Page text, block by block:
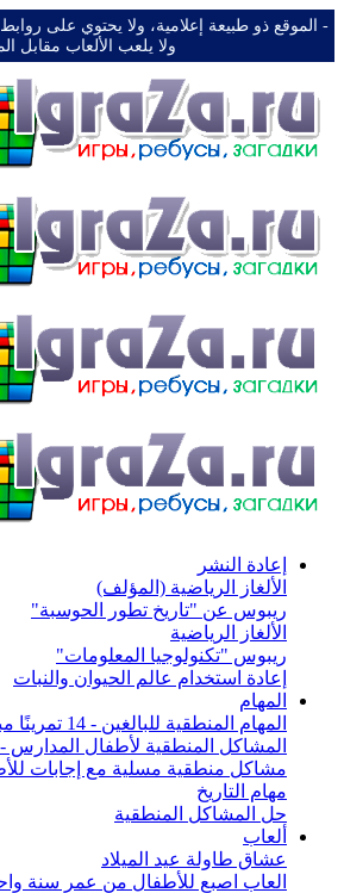
-️ الموقع ذو طبيعة إعلامية، ولا يحتوي على
ولا يلعب الألعاب مقابل
إعادة النشر
الألغاز الرياضية (المؤلف)
ريبوس عن "تاريخ تطور الحوسبة"
الألغاز الرياضية
ريبوس "تكنولوجيا المعلومات"
إعادة استخدام عالم الحيوان والنبات
المهام
المهام المنطقية للبالغين - 14 تمرينًا مبتكرًا
المشاكل المنطقية لأطفال المدارس - 11 مهمة براعة
مشاكل منطقية مسلية مع إجابات
مهام التاريخ
حل المشاكل المنطقية
ألعاب
عشاق طاولة عيد الميلاد
العاب اصبع للأطفال من عمر سنة